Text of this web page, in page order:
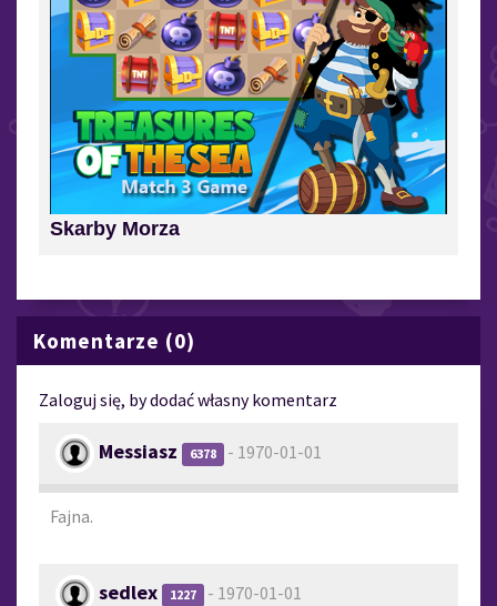
Skarby Morza
Komentarze (0)
Zaloguj się, by dodać własny komentarz
Messiasz 6378 - 1970-01-01
Fajna.
sedlex 1227 - 1970-01-01